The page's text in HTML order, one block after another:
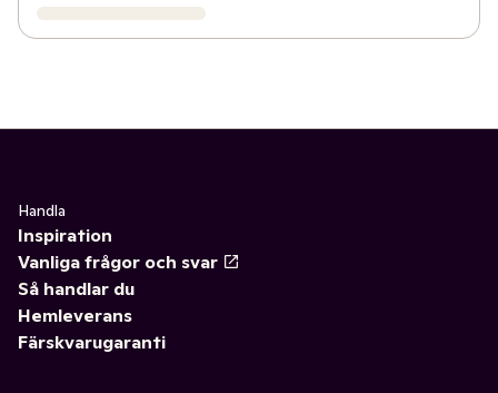
Handla
Inspiration
Vanliga frågor och svar
Så handlar du
Hemleverans
Färskvarugaranti